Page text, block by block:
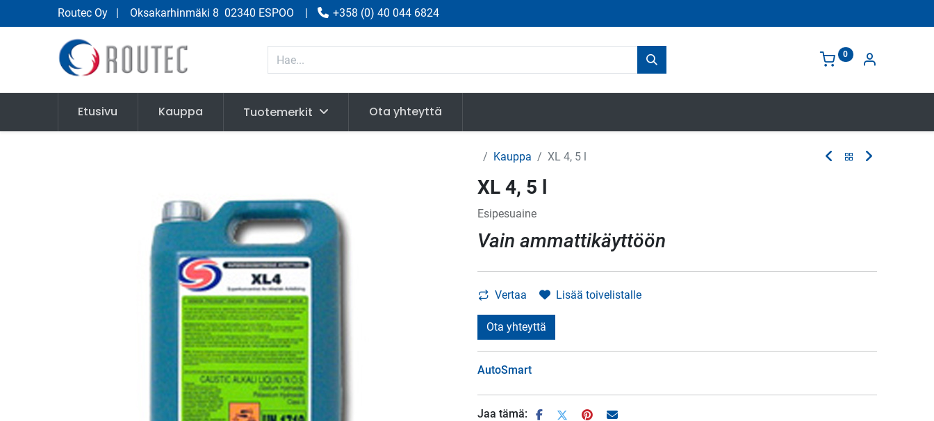
Routec Oy | Oksakarhinmäki 8 02340 ESPOO | +358 (0) 40 044 6824
0
Etusivu Kauppa Tuotemerkit Ota yhteyttä
Kauppa XL 4, 5 l
XL 4, 5 l
Esipesuaine
Vain ammattikäyttöön
Vertaa Lisää toivelistalle
Ota yhteyttä
AutoSmart
Jaa tämä: